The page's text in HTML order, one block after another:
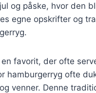
og påske, hvor den
egne opskrifter og
favorit, der ofte
hamburgerryg ofte
venner. Denne